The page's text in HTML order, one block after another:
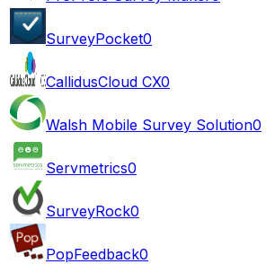
SurveyPocket0
CallidusCloud CX0
Walsh Mobile Survey Solution0
Servmetrics0
SurveyRock0
PopFeedback0